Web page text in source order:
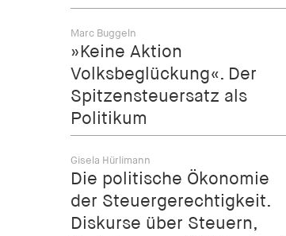
Marc Buggeln
»Keine Aktion
Volksbeglückung«. Der
Spitzensteuersatz als
Politikum
Gisela Hürlimann
Die politische Ökonomie
der Steuergerechtigkeit.
Diskurse über Steuern,